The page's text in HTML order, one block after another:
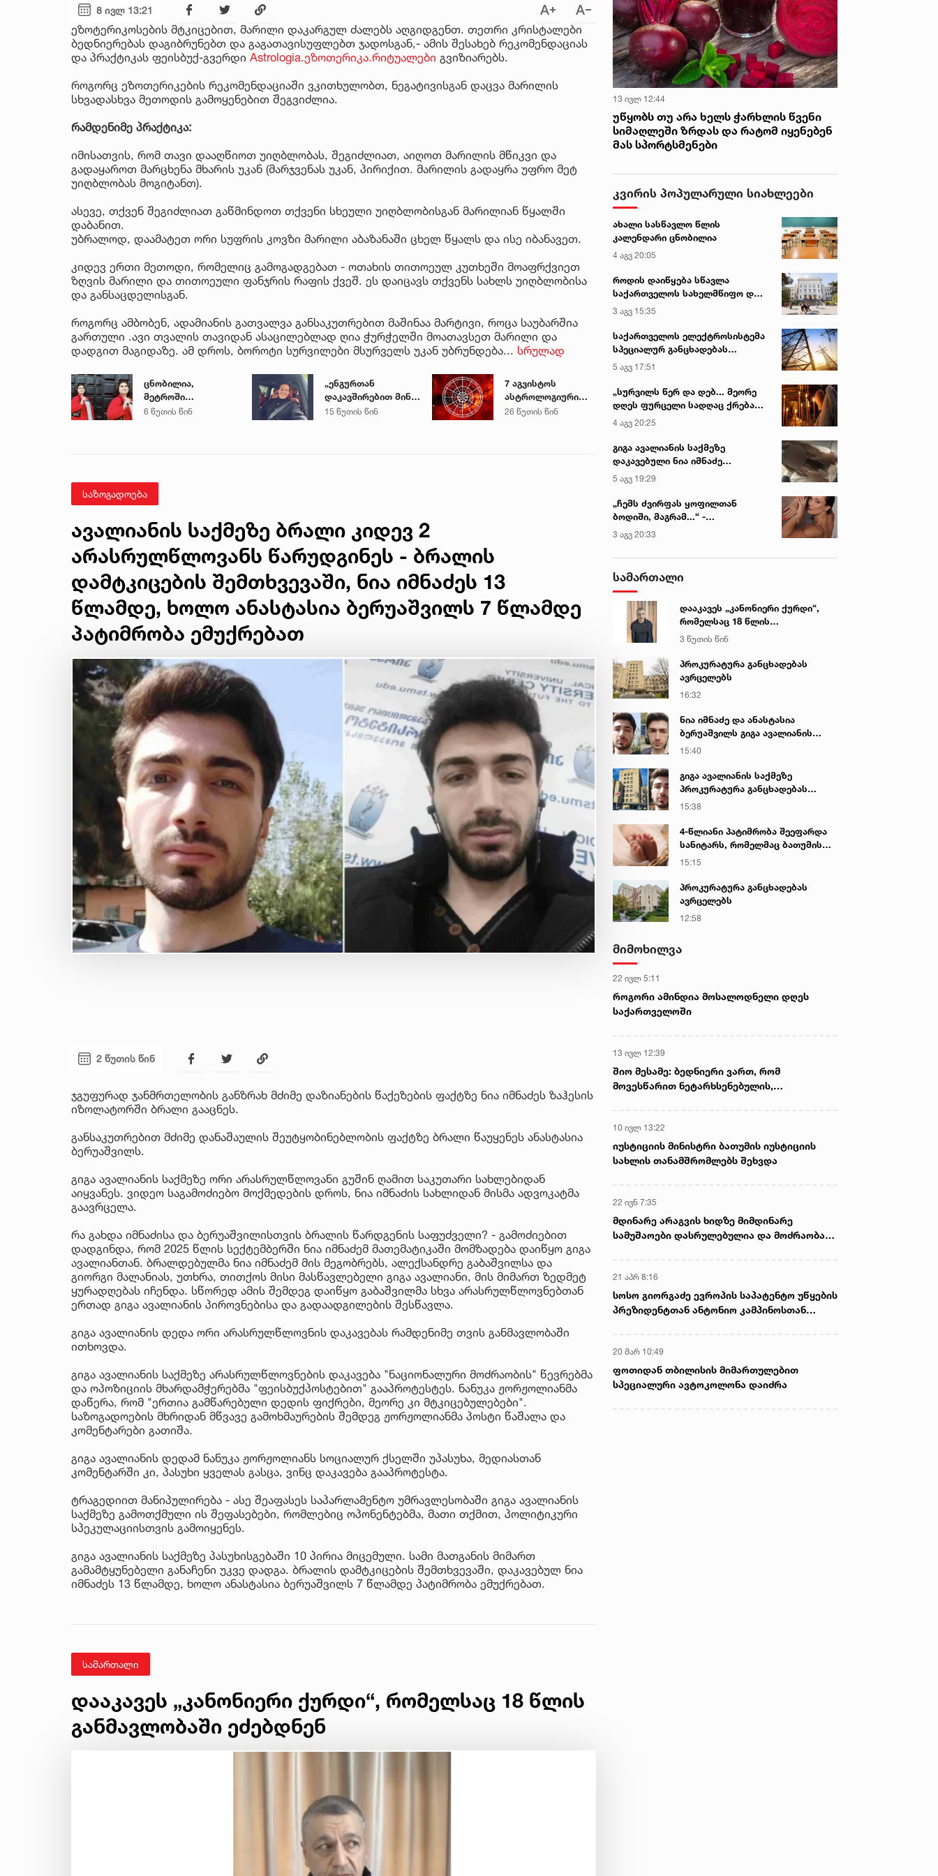
8 ივლ 13:21
ეზოტერიკოსების მტკიცებით, მარილი დაკარგულ ძალებს აღგიდგენთ. თეთრი კრისტალები
ბედნიერებას დაგიბრუნებთ და გაგათავისუფლებთ ჯადოსგან,- ამის შესახებ რეკომენდაციას
და პრაქტიკას ფეისბუქ-გვერდი Astrologia.ეზოთერიკა.რიტუალები გვიზიარებს.
როგორც ეზოთერიკების რეკომენდაციაში ვკითხულობთ, ნეგატივისგან დაცვა მარილის
სხვადასხვა მეთოდის გამოყენებით შეგვიძლია.
რამდენიმე პრაქტიკა:
იმისათვის, რომ თავი დააღწიოთ უიღბლობას, შეგიძლიათ, აიღოთ მარილის მწიკვი და
გადაყაროთ მარცხენა მხარის უკან (მარჯვენას უკან, პირიქით. მარილის გადაყრა უფრო მეტ
უიღბლობას მოგიტანთ).
ასევე, თქვენ შეგიძლიათ გაწმინდოთ თქვენი სხეული უიღბლობისგან მარილიან წყალში
დაბანით.
უბრალოდ, დაამატეთ ორი სუფრის კოვზი მარილი აბაზანაში ცხელ წყალს და ისე იბანავეთ.
კიდევ ერთი მეთოდი, რომელიც გამოგადგებათ - ოთახის თითოეულ კუთხეში მოაფრქვიეთ
ზღვის მარილი და თითოეული ფანჯრის რაფის ქვეშ. ეს დაიცავს თქვენს სახლს უიღბლობისა
და განსაცდელისგან.
როგორც ამბობენ, ადამიანის გათვალვა განსაკუთრებით მაშინაა მარტივი, როცა საუბარშია
გართული .ავი თვალის თავიდან ასაცილებლად ღია ჭურჭელში მოათავსეთ მარილი და
დადგით მაგიდაზე. ამ დროს, ბოროტი სურვილები მსურველს უკან უბრუნდება... სრულად
ცნობილია,
მეტროში
გარდაცვლილი 21
6 წუთის წინ
„ენგურთან
დაკავშირებით მინდა
ვთქვა...“ - გოგა
15 წუთის წინ
7 აგვისტოს
ასტროლოგიური
პროგნოზი
26 წუთის წინ
საზოგადოება
ავალიანის საქმეზე ბრალი კიდევ 2
არასრულწლოვანს წარუდგინეს - ბრალის
დამტკიცების შემთხვევაში, ნია იმნაძეს 13
წლამდე, ხოლო ანასტასია ბერუაშვილს 7 წლამდე
პატიმრობა ემუქრებათ
2 წუთის წინ
ჯგუფურად ჯანმრთელობის განზრახ მძიმე დაზიანების წაქეზების ფაქტზე ნია იმნაძეს ზაჰესის
იზოლატორში ბრალი გააცნეს.
განსაკუთრებით მძიმე დანაშაულის შეუტყობინებლობის ფაქტზე ბრალი წაუყენეს ანასტასია
ბერუაშვილს.
გიგა ავალიანის საქმეზე ორი არასრულწლოვანი გუშინ ღამით საკუთარი სახლებიდან
აიყვანეს. ვიდეო საგამოძიებო მოქმედების დროს, ნია იმნაძის სახლიდან მისმა ადვოკატმა
გაავრცელა.
რა გახდა იმნაძისა და ბერუაშვილისთვის ბრალის წარდგენის საფუძველი? - გამოძიებით
დადგინდა, რომ 2025 წლის სექტემბერში ნია იმნაძემ მათემატიკაში მომზადება დაიწყო გიგა
ავალიანთან. ბრალდებულმა ნია იმნაძემ მის მეგობრებს, ალექსანდრე გაბაშვილსა და
გიორგი მალანიას, უთხრა, თითქოს მისი მასწავლებელი გიგა ავალიანი, მის მიმართ ზედმეტ
ყურადღებას იჩენდა. სწორედ ამის შემდეგ დაიწყო გაბაშვილმა სხვა არასრულწლოვნებთან
ერთად გიგა ავალიანის პიროვნებისა და გადაადგილების შესწავლა.
გიგა ავალიანის დედა ორი არასრულწლოვნის დაკავებას რამდენიმე თვის განმავლობაში
ითხოვდა.
გიგა ავალიანის საქმეზე არასრულწლოვნების დაკავება "ნაციონალური მოძრაობის" წევრებმა
და ოპოზიციის მხარდამჭერებმა "ფეისბუქპოსტებით" გააპროტესტეს. ნანუკა ჟორჟოლიანმა
დაწერა, რომ "ერთია გამწარებული დედის ფიქრები, მეორე კი მტკიცებულებები".
საზოგადოების მხრიდან მწვავე გამოხმაურების შემდეგ ჟორჟოლიანმა პოსტი წაშალა და
კომენტარები გათიშა.
გიგა ავალიანის დედამ ნანუკა ჟორჟოლიანს სოციალურ ქსელში უპასუხა, მედიასთან
კომენტარში კი, პასუხი ყველას გასცა, ვინც დაკავება გააპროტესტა.
ტრაგედიით მანიპულირება - ასე შეაფასეს საპარლამენტო უმრავლესობაში გიგა ავალიანის
საქმეზე გამოთქმული ის შეფასებები, რომლებიც ოპონენტებმა, მათი თქმით, პოლიტიკური
სპეკულაციისთვის გამოიყენეს.
გიგა ავალიანის საქმეზე პასუხისგებაში 10 პირია მიცემული. სამი მათგანის მიმართ
გამამტყუნებელი განაჩენი უკვე დადგა. ბრალის დამტკიცების შემთხვევაში, დაკავებულ ნია
იმნაძეს 13 წლამდე, ხოლო ანასტასია ბერუაშვილს 7 წლამდე პატიმრობა ემუქრებათ.
სამართალი
დააკავეს „კანონიერი ქურდი“, რომელსაც 18 წლის
განმავლობაში ეძებდნენ
13 ივლ 12:44
უწყობს თუ არა ხელს ჭარხლის წვენი
სიმაღლეში ზრდას და რატომ იყენებენ
მას სპორტსმენები
კვირის პოპულარული სიახლეები
ახალი სასწავლო წლის
კალენდარი ცნობილია
4 აგვ 20:05
როდის დაიწყება სწავლა
საქართველოს სახელმწიფო და
კერძო უნივერსიტეტებში
3 აგვ 15:35
საქართველოს ელექტროსისტემა
სპეციალურ განცხადებას
ავრცელებს
5 აგვ 17:51
„სურვილს წერ და დებ... მეორე
დღეს ფურცელი სადღაც ქრება
და სურვილი სრულდება...“ -
სასწაულმოქმედი ტაძარი შიდა
ქართლში
4 აგვ 20:25
გიგა ავალიანის საქმეზე
დაკავებული ნია იმნაძე
კლინიკაში გადაჰყავთ
5 აგვ 19:29
„ჩემს ძვირფას ყოფილთან
ბოდიში, მაგრამ...“ -
ალექსანდრა პაიჭაძის
გულწრფელი აღიარება
3 აგვ 20:33
სამართალი
დააკავეს „კანონიერი ქურდი“,
რომელსაც 18 წლის
განმავლობაში ეძებდნენ
3 წუთის წინ
პროკურატურა განცხადებას
ავრცელებს
16:32
ნია იმნაძე და ანასტასია
ბერუაშვილს გიგა ავალიანის
საქმეზე ბრალი წარედგინათ
15:40
გიგა ავალიანის საქმეზე
პროკურატურა განცხადებას
ავრცელებს
15:38
4-წლიანი პატიმრობა შეეფარდა
სანიტარს, რომელმაც ბათუმის
კლინიკის საპირფარეშოში
სასიკვდილო დაზიანებები
მიაყენა
15:15
პროკურატურა განცხადებას
ავრცელებს
12:58
მიმოხილვა
22 ივლ 5:11
როგორი ამინდია მოსალოდნელი დღეს
საქართველოში
13 ივლ 12:39
შიო მესამე: ბედნიერი ვართ, რომ
მოვესწარით ნეტარხსენებულის,
10 ივლ 13:22
იუსტიციის მინისტრი ბათუმის იუსტიციის
სახლის თანამშრომლებს შეხვდა
22 ივნ 7:35
მდინარე არაგვის ხიდზე მიმდინარე
სამუშაოები დასრულებულია და მოძრაობა
21 აპრ 8:16
სოსო გიორგაძე ევროპის საპატენტო უწყების
პრეზიდენტთან ანტონიო კამპინოსთან
20 მარ 10:49
ფოთიდან თბილისის მიმართულებით
სპეციალური ავტოკოლონა დაიძრა